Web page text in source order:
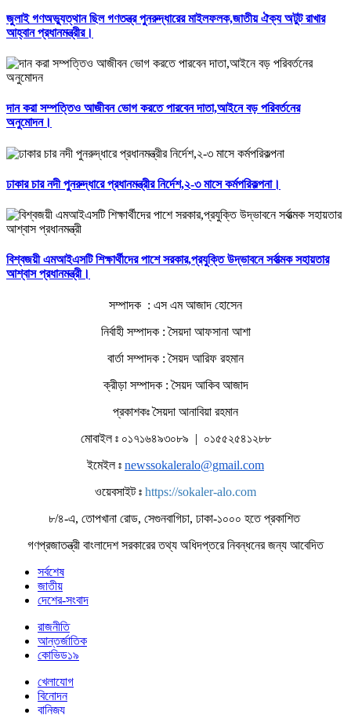
জুলাই গণঅভ্যুত্থান ছিল গণতন্ত্র পুনরুদ্ধারের মাইলফলক,জাতীয় ঐক্য অটুট রাখার
আহ্বান প্রধানমন্ত্রীর।
দান করা সম্পত্তিও আজীবন ভোগ করতে পারবেন দাতা,আইনে বড় পরিবর্তনের
অনুমোদন।
ঢাকার চার নদী পুনরুদ্ধারে প্রধানমন্ত্রীর নির্দেশ,২-৩ মাসে কর্মপরিকল্পনা।
বিশ্বজয়ী এমআইএসটি শিক্ষার্থীদের পাশে সরকার,প্রযুক্তি উদ্ভাবনে সর্বাত্মক সহায়তার
আশ্বাস প্রধানমন্ত্রী।
সম্পাদক : এস এম আজাদ হোসেন
নির্বাহী সম্পাদক : সৈয়দা আফসানা আশা
বার্তা সম্পাদক : সৈয়দ আরিফ রহমান
ক্রীড়া সম্পাদক : সৈয়দ আকিব আজাদ
প্রকাশকঃ সৈয়দা আনাবিয়া রহমান
মোবাইল ঃ ০১৭১৬৪৯৩০৮৯ | ০১৫৫২৫৪১২৮৮
ইমেইল ঃ newssokaleralo@gmail.com
ওয়েবসাইট ঃ https://sokaler-alo.com
৮/৪-এ, তোপখানা রোড, সেগুনবাগিচা, ঢাকা-১০০০ হতে প্রকাশিত
গণপ্রজাতন্ত্রী বাংলাদেশ সরকারের তথ্য অধিদপ্তরে নিবন্ধনের জন্য আবেদিত
সর্বশেষ
জাতীয়
দেশের-সংবাদ
রাজনীতি
আন্তর্জাতিক
কোভিড১৯
খেলাযোগ
বিনোদন
বানিজ্য